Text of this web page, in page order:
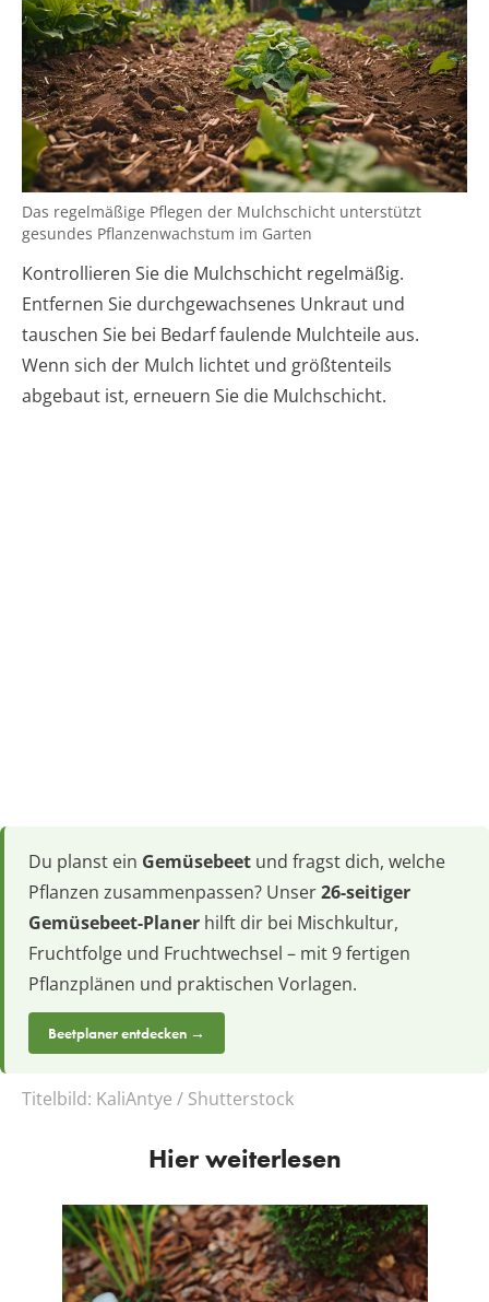
Das regelmäßige Pflegen der Mulchschicht unterstützt
gesundes Pflanzenwachstum im Garten
Kontrollieren Sie die Mulchschicht regelmäßig.
Entfernen Sie durchgewachsenes Unkraut und
tauschen Sie bei Bedarf faulende Mulchteile aus.
Wenn sich der Mulch lichtet und größtenteils
abgebaut ist, erneuern Sie die Mulchschicht.
Du planst ein Gemüsebeet und fragst dich, welche
Pflanzen zusammenpassen? Unser26-seitiger
Gemüsebeet-Planer hilft dir bei Mischkultur,
Fruchtfolge und Fruchtwechsel – mit 9 fertigen
Pflanzplänen und praktischen Vorlagen.
Beetplaner entdecken →
Titelbild: KaliAntye / Shutterstock
Hier weiterlesen